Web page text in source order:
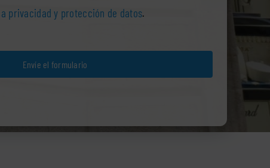
privacidad y protección de datos.
Envíe el formulario